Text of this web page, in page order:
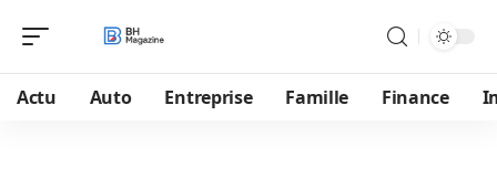
Actu Auto Entreprise Famille Finance